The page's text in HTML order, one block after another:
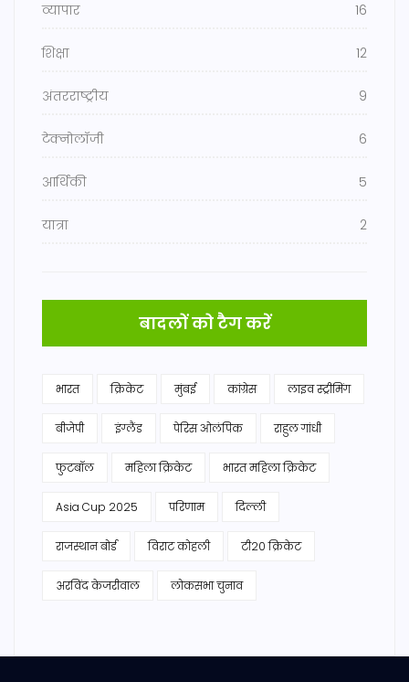
व्यापार 16
शिक्षा 12
अंतरराष्ट्रीय 9
टेक्नोलॉजी 6
आर्थिकी 5
यात्रा 2
बादलों को टैग करें
भारत क्रिकेट मुंबई कांग्रेस लाइव स्ट्रीमिंग
बीजेपी इंग्लैंड पेरिस ओलंपिक राहुल गांधी
फुटबॉल महिला क्रिकेट भारत महिला क्रिकेट
Asia Cup 2025 परिणाम दिल्ली
राजस्थान बोर्ड विराट कोहली टी20 क्रिकेट
अरविंद केजरीवाल लोकसभा चुनाव